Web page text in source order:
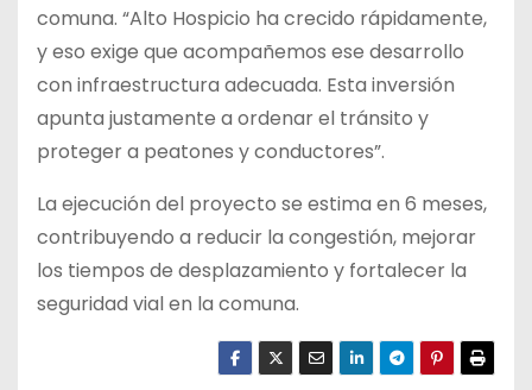
comuna. “Alto Hospicio ha crecido rápidamente,
y eso exige que acompañemos ese desarrollo
con infraestructura adecuada. Esta inversión
apunta justamente a ordenar el tránsito y
proteger a peatones y conductores”.
La ejecución del proyecto se estima en 6 meses,
contribuyendo a reducir la congestión, mejorar
los tiempos de desplazamiento y fortalecer la
seguridad vial en la comuna.